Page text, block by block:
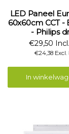
LED Paneel
60x60cm CCT -
- Philips
€29,50
€24,38
In